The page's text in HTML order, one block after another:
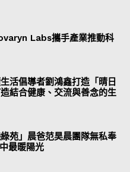
Labs攜手產業推動科
活倡導者劉鴻鑫打造「晴日
結合健康、交流與善念的生
苑」晨爸范昊晨團隊無私奉
最暖陽光